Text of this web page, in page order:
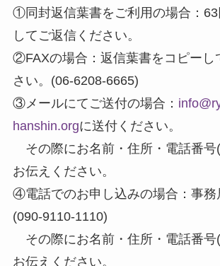
①同封返信葉書をご利用の場合：
してご返信ください。
②FAXの場合：返信葉書をコピーし
さい。(06-6208-6665)
③メールにてご送付の場合：
hanshin.orgに送付ください。
その際にお名前・住所・電話番号
お伝えください。
④電話でのお申し込みの場合：事務
(090-9110-1110)
その際にお名前・住所・電話番号
お伝えください。